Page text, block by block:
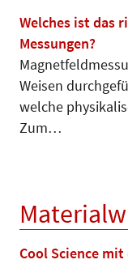
Welches ist das
Messungen?
Weisen
welche
Zum…
Cool Science mit